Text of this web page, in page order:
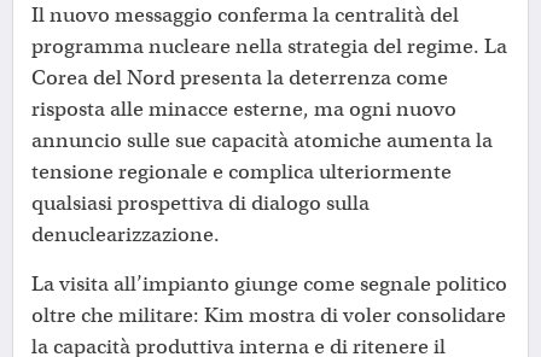
Il nuovo messaggio conferma la centralità del
programma nucleare nella strategia del regime. La
Corea del Nord presenta la deterrenza come
risposta alle minacce esterne, ma ogni nuovo
annuncio sulle sue capacità atomiche aumenta la
tensione regionale e complica ulteriormente
qualsiasi prospettiva di dialogo sulla
denuclearizzazione.
La visita all’impianto giunge come segnale politico
oltre che militare: Kim mostra di voler consolidare
la capacità produttiva interna e di ritenere il